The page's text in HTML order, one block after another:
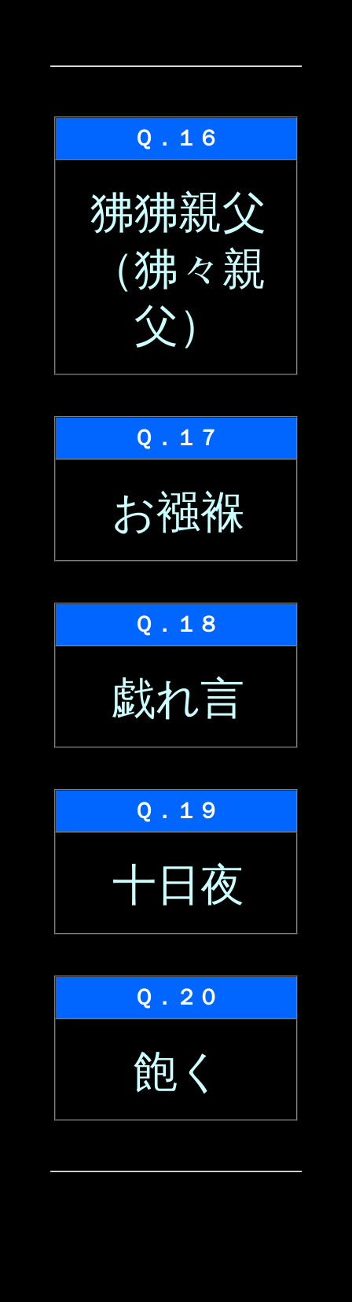
Ｑ．１６
狒狒親父
（狒々親
父）
Ｑ．１７
お襁褓
Ｑ．１８
戯れ言
Ｑ．１９
十日夜
Ｑ．２０
飽く